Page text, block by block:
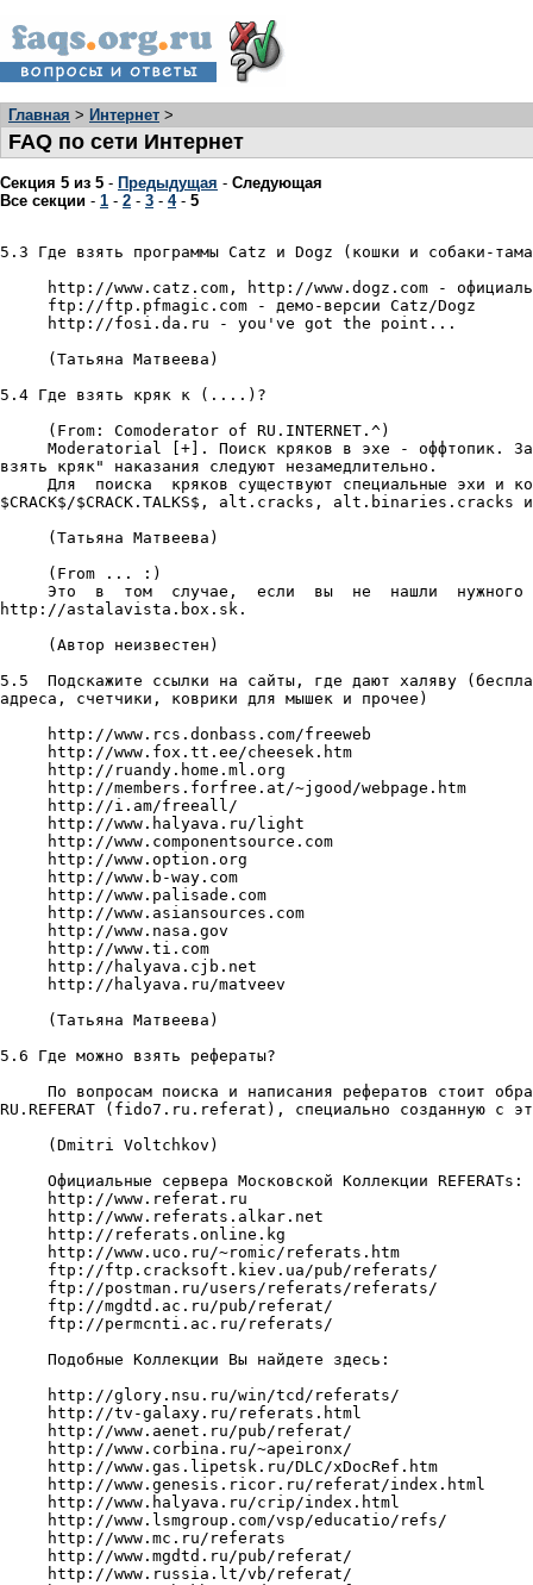
Главная > Интернет >
FAQ по сети Интернет
Секция 5 из 5 - Предыдущая - Следующая
Все секции - 1 - 2 - 3 - 4- 5